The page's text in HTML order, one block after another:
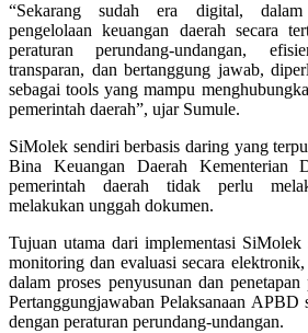
“Sekarang sudah era digital, dalam
pengelolaan keuangan daerah secara
peraturan perundang-undangan,
transparan, dan bertanggung jawab,
sebagai tools yang mampu
pemerintah daerah”, ujar Sumule.
SiMolek sendiri berbasis daring yang
Bina Keuangan Daerah Kementerian
pemerintah daerah tidak perlu
melakukan unggah dokumen.
Tujuan utama dari implementasi
monitoring dan evaluasi secara
dalam proses penyusunan dan
Pertanggungjawaban Pelaksanaan APBD
dengan peraturan perundang-undangan.